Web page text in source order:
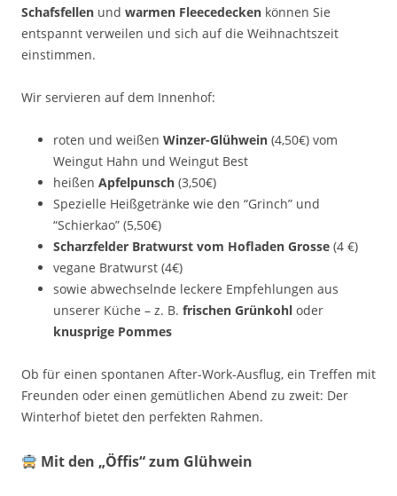
Schafsfellen und warmen Fleecedecken können Sie
entspannt verweilen und sich auf die Weihnachtszeit
einstimmen.
Wir servieren auf dem Innenhof:
roten und weißen Winzer-Glühwein (4,50€) vom
Weingut Hahn und Weingut Best
heißen Apfelpunsch (3,50€)
Spezielle Heißgetränke wie den “Grinch” und
“Schierkao” (5,50€)
Scharzfelder Bratwurst vom Hofladen Grosse (4 €)
vegane Bratwurst (4€)
sowie abwechselnde leckere Empfehlungen aus
unserer Küche – z. B. frischen Grünkohl oder
knusprige Pommes
Ob für einen spontanen After-Work-Ausflug, ein Treffen mit
Freunden oder einen gemütlichen Abend zu zweit: Der
Winterhof bietet den perfekten Rahmen.
Mit den „Öffis“ zum Glühwein